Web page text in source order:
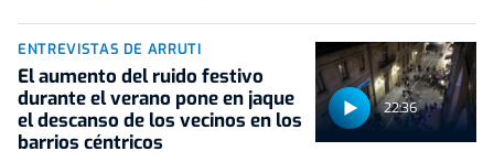
22:36
ENTREVISTAS DE ARRUTI
El aumento del ruido festivo
durante el verano pone en jaque
el descanso de los vecinos en los
barrios céntricos